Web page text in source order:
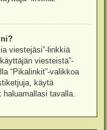
viestejäsi”-linkkiä
viesteistä”-
“Pikalinkit”-valikkoa
käytä
tavalla.